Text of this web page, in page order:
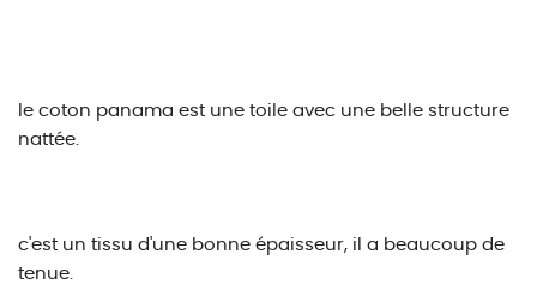
le coton panama est une toile avec une belle structure
nattée.
c'est un tissu d'une bonne épaisseur, il a beaucoup de
tenue.